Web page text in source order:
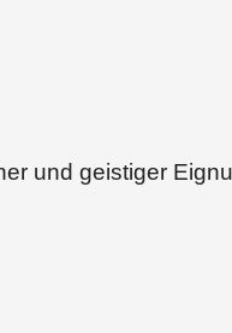
und geistiger